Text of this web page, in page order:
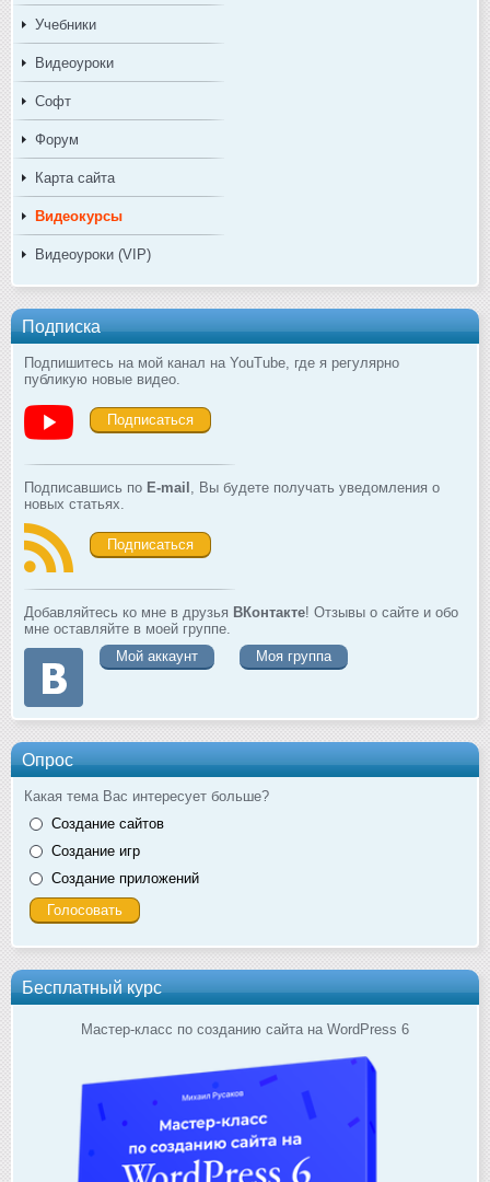
Учебники
Видеоуроки
Софт
Форум
Карта сайта
Видеокурсы
Видеоуроки (VIP)
Подписка
Подпишитесь на мой канал на YouTube, где я регулярно
публикую новые видео.
Подписаться
Подписавшись по E-mail , Вы будете получать уведомления о
новых статьях.
Подписаться
Добавляйтесь ко мне в друзья ВКонтакте! Отзывы о сайте и обо
мне оставляйте в моей группе.
Мой аккаунт
Моя группа
Опрос
Какая тема Вас интересует больше?
Создание сайтов
Создание игр
Создание приложений
Бесплатный курс
Мастер-класс по созданию сайта на WordPress 6